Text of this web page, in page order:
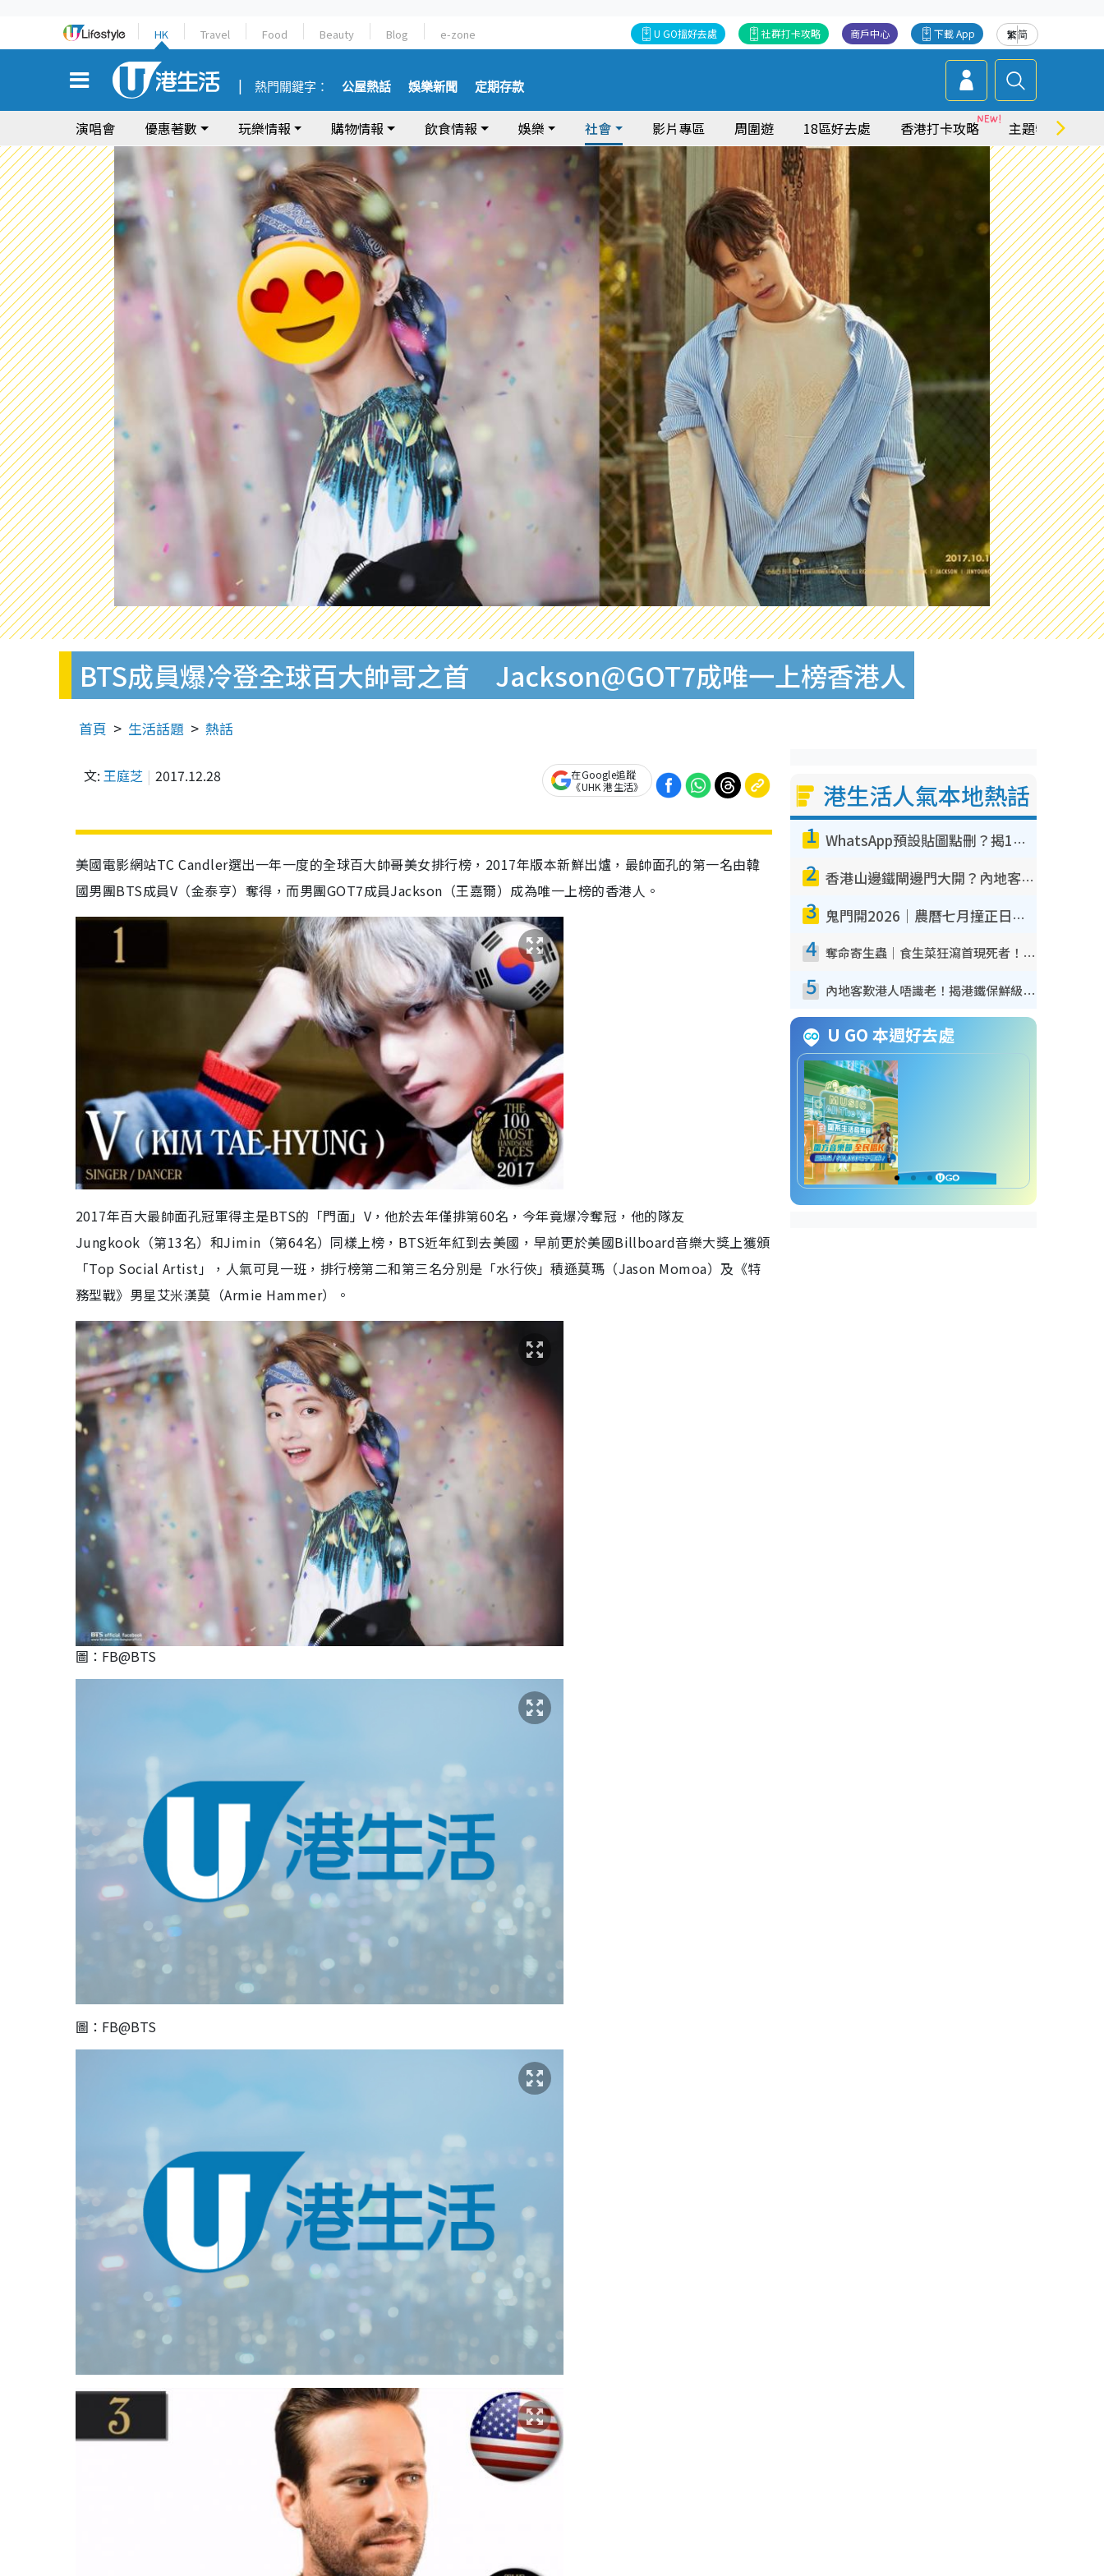
HK Travel Food Beauty Blog e-zone 繁简
下載 App
商戶中心
社群打卡攻略
U GO搵好去處
熱門關鍵字： 公屋熱話 娛樂新聞 定期存款
演唱會 優惠著數 玩樂情報 購物情報 飲食情報 娛樂 社會 影片專區 周圍遊 18區好去處 香港打卡攻略 主題特集
BTS成員爆冷登全球百大帥哥之首 Jackson@GOT7成唯一上榜香港人
首頁 生活話題 熱話
文: 王庭芝 2017.12.28
在Google追蹤
《UHK 港生活》
美國電影網站TC Candler選出一年一度的全球百大帥哥美女排行榜，2017年版本新鮮出爐，最帥面孔的第一名由韓
國男團BTS成員V（金泰亨）奪得，而男團GOT7成員Jackson（王嘉爾）成為唯一上榜的香港人。
2017年百大最帥面孔冠軍得主是BTS的「門面」V，他於去年僅排第60名，今年竟爆冷奪冠，他的隊友
Jungkook（第13名）和Jimin（第64名）同樣上榜，BTS近年紅到去美國，早前更於美國Billboard音樂大獎上獲頒
「Top Social Artist」，人氣可見一班，排行榜第二和第三名分別是「水行俠」積遜莫瑪（Jason Momoa）及《特
務型戰》男星艾米漢莫（Armie Hammer）。
圖：FB@BTS
圖：FB@BTS
港生活人氣本地熱話
1 WhatsApp預設貼圖點刪？揭1招「反向操作」還原簡潔介面 附3步實測教學
2 香港山邊鐵閘邊門大開？內地客困惑意義何在！網民神回覆：呢種叫法理性防禦
3 鬼門開2026｜農曆七月撞正日全食特別邪？專家警告切忌做一事！揭4大禁忌+2招保平安
4 奪命寄生蟲｜食生菜狂瀉首現死者！疫潮惡化錄1.8萬宗病例 揭洗菜3大謬誤
5 內地客歎港人唔識老！揭港鐵保鮮級冷氣 港人求放過：咪投訴
U GO 本週好去處